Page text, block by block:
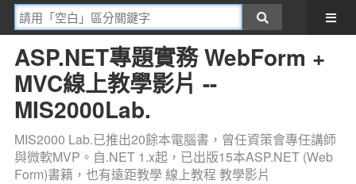
ASP.NET專題實務 WebForm +
MVC線上教學影片 --
MIS2000Lab.
MIS2000 Lab.已推出20餘本電腦書，曾任資策會專任講師
與微軟MVP。自.NET 1.x起，已出版15本ASP.NET (Web
Form)書籍，也有遠距教學 線上教程 教學影片